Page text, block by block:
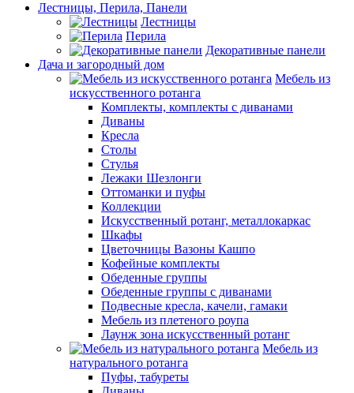
Лестницы, Перила, Панели
Лестницы
Перила
Декоративные панели
Дача и загородный дом
Мебель из
искусственного ротанга
Комплекты, комплекты с диванами
Диваны
Кресла
Столы
Стулья
Лежаки Шезлонги
Оттоманки и пуфы
Коллекции
Искусственный ротанг, металлокаркас
Шкафы
Цветочницы Вазоны Кашпо
Кофейные комплекты
Обеденные группы
Обеденные группы с диванами
Подвесные кресла, качели, гамаки
Мебель из плетеного роупа
Лаунж зона искусственный ротанг
Мебель из
натурального ротанга
Пуфы, табуреты